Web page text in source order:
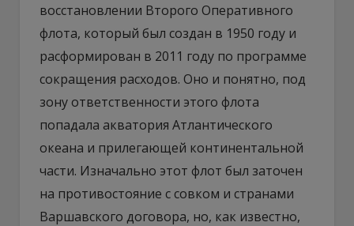
восстановлении Второго Оперативного
флота, который был создан в 1950 году и
расформирован в 2011 году по программе
сокращения расходов. Оно и понятно, под
зону ответственности этого флота
попадала акватория Атлантического
океана и прилегающей континентальной
части. Изначально этот флот был заточен
на противостояние с совком и странами
Варшавского договора, но, как известно,